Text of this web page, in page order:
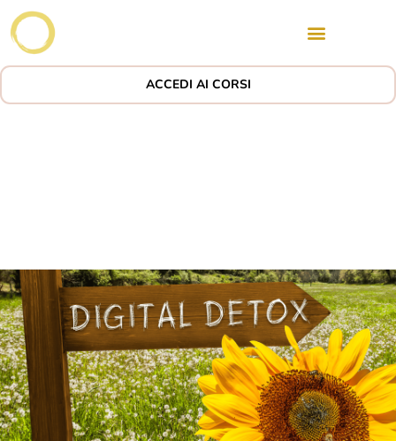
ACCEDI AI CORSI